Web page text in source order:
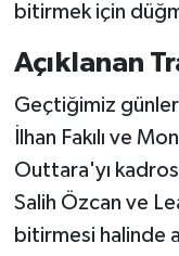
bitirmek için
Açıklanan
Geçtiğimiz
İlhan Fakılı ve
Outtara'yı
Salih Özcan ve
bitirmesi halinde
Boks
Güreş
Halter
Motor